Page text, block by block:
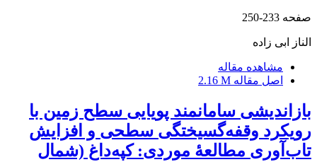
صفحه 233-250
الناز ابی زاده
مشاهده مقاله
اصل مقاله 2.16 M
بازاندیشی سامانمند پویایی سطح زمین با
رویکرد وقفه‌گسیختگی سطحی و افزایش
تاب‌آوری مطالعۀ موردی: کپه‌داغ (شمال